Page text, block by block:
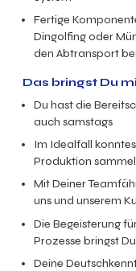
Fertige
Dingolfing oder
den Abtransport
Das bringst Du
Du hast die
auch samstags
Im Idealfall
Produktion
Mit Deiner
uns und unserem
Die Begeisterung
Prozesse bringst
Deine